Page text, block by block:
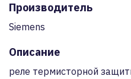
Производитель
Siemens
Описание
реле термисторной